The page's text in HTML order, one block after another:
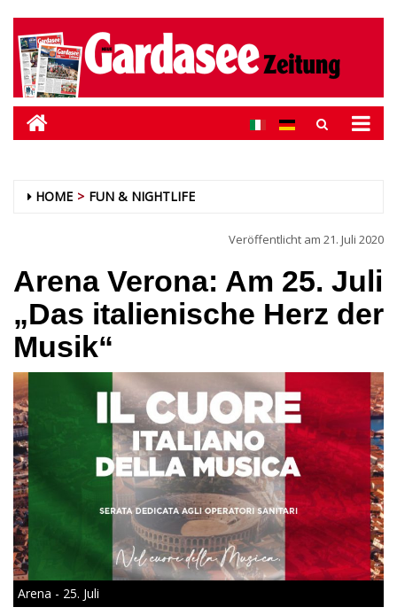
HOME FUN & NIGHTLIFE
Veröffentlicht am 21. Juli 2020
Arena Verona: Am 25. Juli
„Das italienische Herz der
Musik“
Arena - 25. Juli